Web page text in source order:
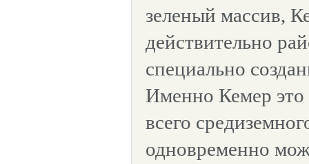
зеленый массив,
действительно
специально
Именно Кемер это
всего
одновременно